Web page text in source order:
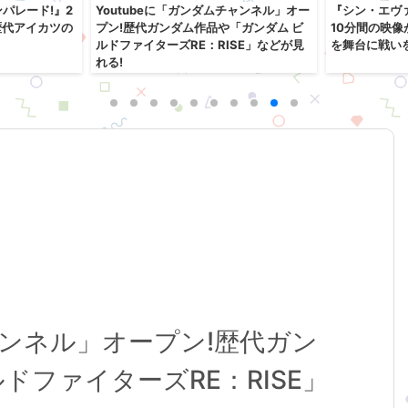
レード!』2
アイカツの
Youtubeに「ガンダムチャンネル」オー
プン!歴代ガンダム作品や「ガンダム ビ
ルドファイターズRE：RISE」などが見
れる!
『シン・エ
10分間の映像
を舞台に戦い
ネル」オープン!歴代ガン
ファイターズRE：RISE」